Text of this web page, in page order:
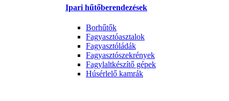
Ipari hűtőberendezések
Borhűtők
Fagyasztóasztalok
Fagyasztóládák
Fagyasztószekrények
Fagylaltkészítő gépek
Húsérlelő kamrák